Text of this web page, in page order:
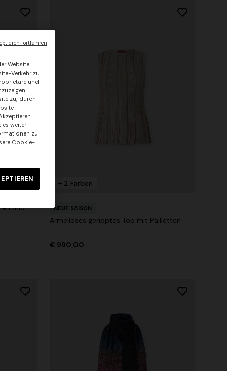
und
+ 2 Farben
NEUE SAISON
Ärmelloses geripptes Top mit Pailletten
€ 990,00
€ 432,00 € 720,00
Website
Verkehr zu
und
zu; durch
weiter
zu
Cookie-
fortfahren